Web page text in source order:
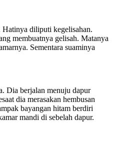
diliputi kegelisahan.
membuatnya gelisah. Matanya
Sementara suaminya
Dia berjalan menuju dapur
dia merasakan hembusan
bayangan hitam berdiri
mandi di sebelah dapur.